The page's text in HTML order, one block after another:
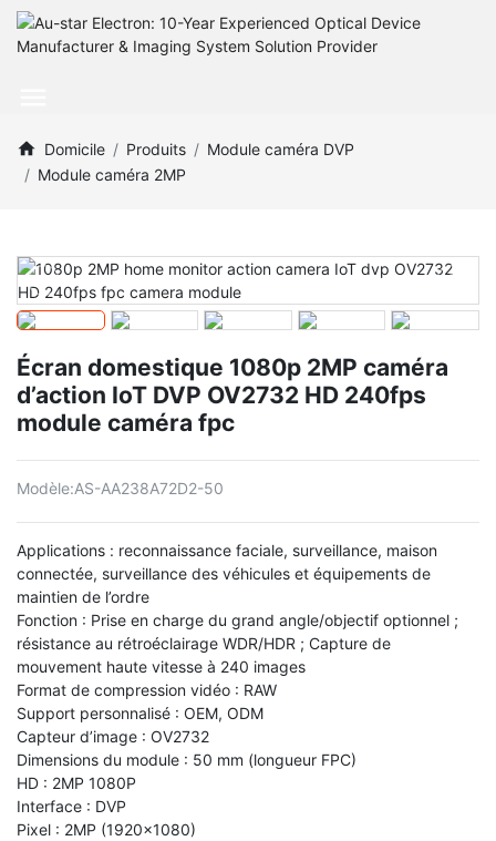
Domicile Produits
Module caméra DVP
Module caméra 2MP
Écran domestique 1080p 2MP caméra
d’action IoT DVP OV2732 HD 240fps
module caméra fpc
Modèle:AS-AA238A72D2-50
Applications : reconnaissance faciale, surveillance, maison
connectée, surveillance des véhicules et équipements de
maintien de l’ordre
Fonction : Prise en charge du grand angle/objectif optionnel ;
résistance au rétroéclairage WDR/HDR ; Capture de
mouvement haute vitesse à 240 images
Format de compression vidéo : RAW
Support personnalisé : OEM, ODM
Capteur d’image : OV2732
Dimensions du module : 50 mm (longueur FPC)
HD : 2MP 1080P
Interface : DVP
Pixel : 2MP (1920x1080)